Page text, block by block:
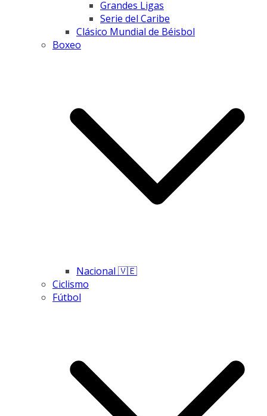
Grandes Ligas
Serie del Caribe
Clásico Mundial de Béisbol
Boxeo
Nacional 🇻🇪
Ciclismo
Fútbol